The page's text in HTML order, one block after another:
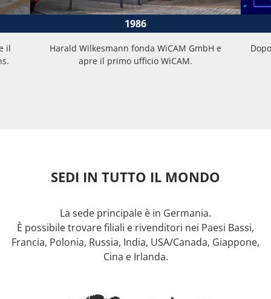
Harald Wilkesmann fonda WiCAM GmbH e
apre il primo ufficio WiCAM.
Dopo
SEDI IN TUTTO IL MONDO
La sede principale è in Germania.
È possibile trovare filiali e rivenditori nei Paesi Bassi,
Francia, Polonia, Russia, India, USA/Canada, Giappone,
Cina e Irlanda.